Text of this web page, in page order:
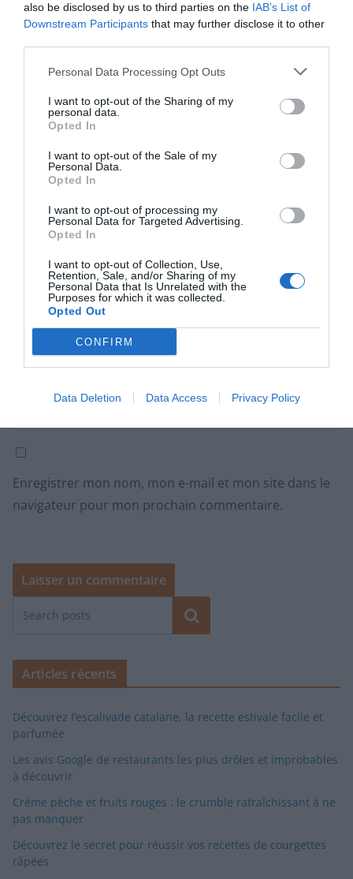
also be disclosed by us to third parties on the IAB’s List of
Downstream Participants that may further disclose it to other
Personal Data Processing Opt Outs
I want to opt-out of the Sharing of my
personal data.
Opted In
I want to opt-out of the Sale of my
Personal Data.
Opted In
I want to opt-out of processing my
Personal Data for Targeted Advertising.
Opted In
I want to opt-out of Collection, Use,
Retention, Sale, and/or Sharing of my
Personal Data that Is Unrelated with the
Purposes for which it was collected.
Opted Out
CONFIRM
Data Deletion Data Access Privacy Policy
Commentaire*
*
E-mail*
Enregistrer mon nom, mon e-mail et mon site dans le
navigateur pour mon prochain commentaire.
Rechercher
Articles récents
Découvrez l’escalivade catalane, la recette estivale facile et
parfumée
Les avis Google de restaurants les plus drôles et improbables
à découvrir
Crème pêche et fruits rouges : le crumble rafraîchissant à ne
pas manquer
Découvrez le secret pour réussir vos recettes de courgettes
râpées